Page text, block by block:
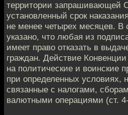
территории запрашивающей
установленный срок
не менее четырех месяцев. В
указано, что любая из
имеет право отказать в
граждан. Действие Конвенции
на политические и воинские
при определенных условиях,
связанные с налогами,
валютными операциями (ст.